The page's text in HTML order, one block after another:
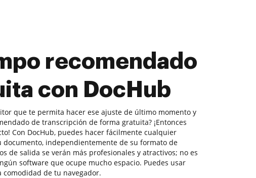
recomendado
con DocHub
que te permita hacer ese ajuste de último momento y
de transcripción de forma gratuita? ¡Entonces
Con DocHub, puedes hacer fácilmente cualquier
documento, independientemente de su formato de
de salida se verán más profesionales y atractivos; no es
software que ocupe mucho espacio. Puedes usar
de tu navegador.